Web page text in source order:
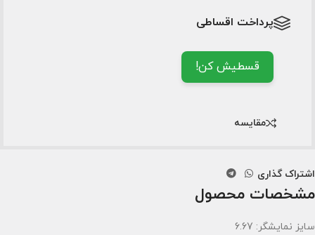
پرداخت اقساطی
قسطیش کن!
مقایسه
اشتراک گذاری
مشخصات محصول
سایز نمایشگر: 6.67